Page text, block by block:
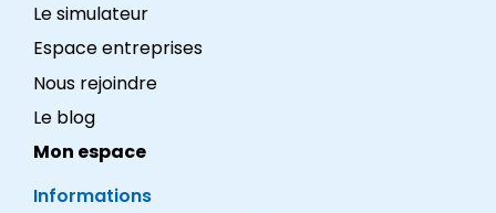
Le simulateur
Espace entreprises
Nous rejoindre
Le blog
Mon espace
Informations